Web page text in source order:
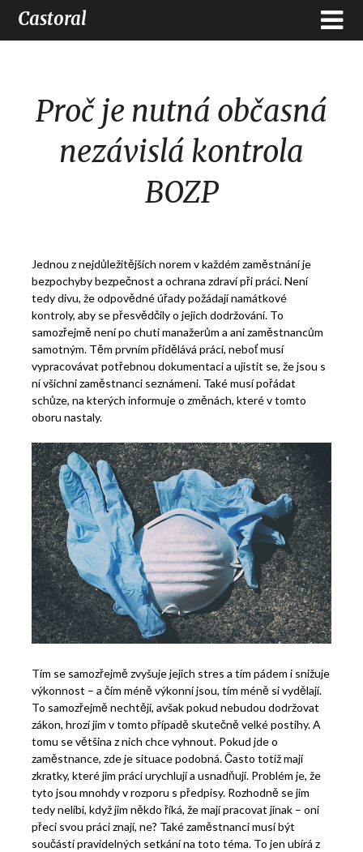
Castoral
Proč je nutná občasná
nezávislá kontrola
BOZP
Jednou z nejdůležitějších norem v každém zaměstnání je
bezpochyby bezpečnost a ochrana zdraví při práci. Není
tedy divu, že odpovědné úřady požádají namátkové
kontroly, aby se přesvědčily o jejich dodržování. To
samozřejmě není po chuti manažerům a ani zaměstnancům
samotným. Těm prvním přidělává práci, neboť musí
vypracovávat potřebnou dokumentaci a ujistit se, že jsou s
ní všichni zaměstnanci seznámeni. Také musí pořádat
schůze, na kterých informuje o změnách, které v tomto
oboru nastaly.
Tím se samozřejmě zvyšuje jejich stres a tím pádem i snižuje
výkonnost – a čím méně výkonní jsou, tím méně si vydělají.
To samozřejmě nechtějí, avšak pokud nebudou dodržovat
zákon, hrozí jim v tomto případě skutečně velké postihy. A
tomu se většina z nich chce vyhnout. Pokud jde o
zaměstnance, zde je situace podobná. Často totiž mají
zkratky, které jim práci urychlují a usnadňují. Problém je, že
tyto jsou mnohdy v rozporu s předpisy. Rozhodně se jim
tedy nelíbí, když jim někdo říká, že mají pracovat jinak – oni
přeci svou práci znají, ne? Také zaměstnanci musí být
součástí pravidelných setkání na toto téma. To jen ubírá z